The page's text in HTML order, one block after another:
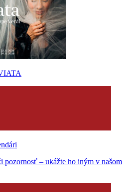
pozornosť – ukážte ho iným v našom